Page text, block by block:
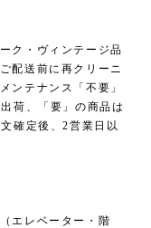
ク・ヴィンテージ品
配送前に再クリーニ
ンテナンス「不要」
荷、「要」の商品は
確定後、2営業日以
エレベーター・階